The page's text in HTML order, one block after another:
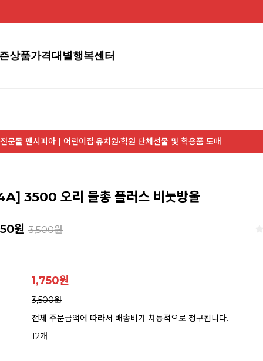
상품가격대별행복센터
문몰 팬시피아 | 어린이집·유치원·학원 단체선물 및 학용품 도매
3500 오리 물총 플러스 비눗방울
원 3,500원
1,750원
3,500원
전체 주문금액에 따라서 배송비가 차등적으로 청구됩니다.
12개